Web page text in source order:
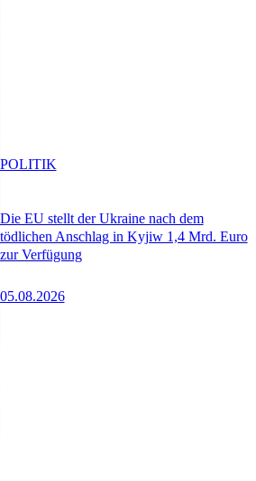
Die EU stellt der Ukraine nach dem
tödlichen Anschlag in Kyjiw 1,4 Mrd. Euro
zur Verfügung
05.08.2026
POLITIK